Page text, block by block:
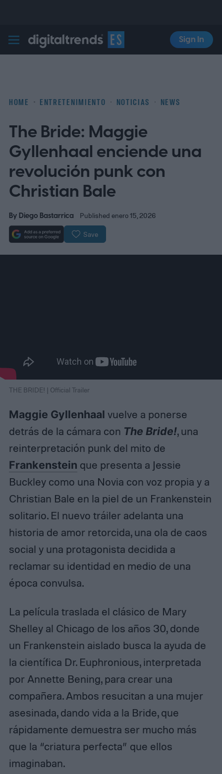
Digital Trends Español
Sign In
HOME ENTRETENIMIENTO NOTICIAS NEWS
The Bride: Maggie
Gyllenhaal enciende una
revolución punk con
Christian Bale
By Diego Bastarrica Published enero 15, 2026
Save
THE BRIDE! | Official Trailer
Maggie Gyllenhaal vuelve a ponerse
detrás de la cámara con The Bride!, una
reinterpretación punk del mito de
Frankenstein que presenta a Jessie
Buckley como una Novia con voz propia y a
Christian Bale en la piel de un Frankenstein
solitario. El nuevo tráiler adelanta una
historia de amor retorcida, una ola de caos
social y una protagonista decidida a
reclamar su identidad en medio de una
época convulsa.
La película traslada el clásico de Mary
Shelley al Chicago de los años 30, donde
un Frankenstein aislado busca la ayuda de
la científica Dr. Euphronious, interpretada
por Annette Bening, para crear una
compañera. Ambos resucitan a una mujer
asesinada, dando vida a la Bride, que
rápidamente demuestra ser mucho más
que la “criatura perfecta” que ellos
imaginaban.​